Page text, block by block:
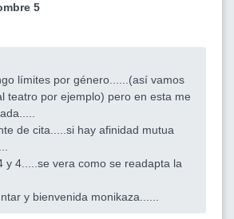
5
límites por género......(así vamos
teatro por ejemplo) pero en esta me
de cita.....si hay afinidad mutua
y 4.....se vera como se readapta la
y bienvenida monikaza......